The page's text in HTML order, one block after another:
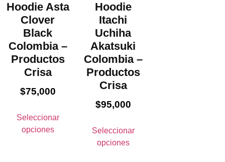
Hoodie Asta
Clover
Black
Colombia –
Productos
Crisa
$75,000
Seleccionar
opciones
Hoodie
Itachi
Uchiha
Akatsuki
Colombia –
Productos
Crisa
$95,000
Seleccionar
opciones